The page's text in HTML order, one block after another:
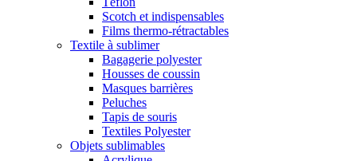
Scotch et indispensables
Films thermo-rétractables
Textile à sublimer
Bagagerie polyester
Housses de coussin
Masques barrières
Peluches
Tapis de souris
Textiles Polyester
Objets sublimables